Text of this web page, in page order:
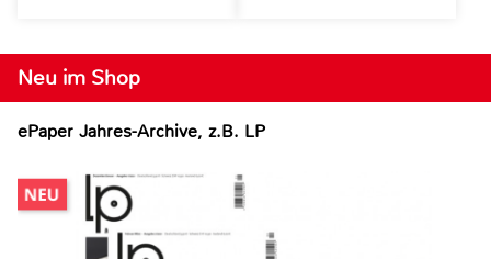
Neu im Shop
ePaper Jahres-Archive, z.B. LP